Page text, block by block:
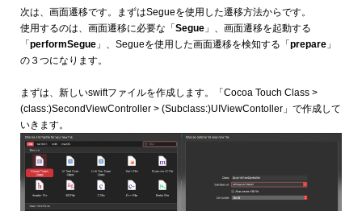
次は、画面遷移です。まずはSegueを使用した遷移方法からです。
使用するのは、画面遷移に必要な「Segue 」、画面遷移を起動する
「performSegue 」、Segueを使用した画面遷移を検知する「prepare 」
の３つになります。
まずは、新しいswiftファイルを作成します。「Cocoa Touch Class >
(class:)SecondViewController > (Subclass:)UIViewContoller」で作成して
いきます。